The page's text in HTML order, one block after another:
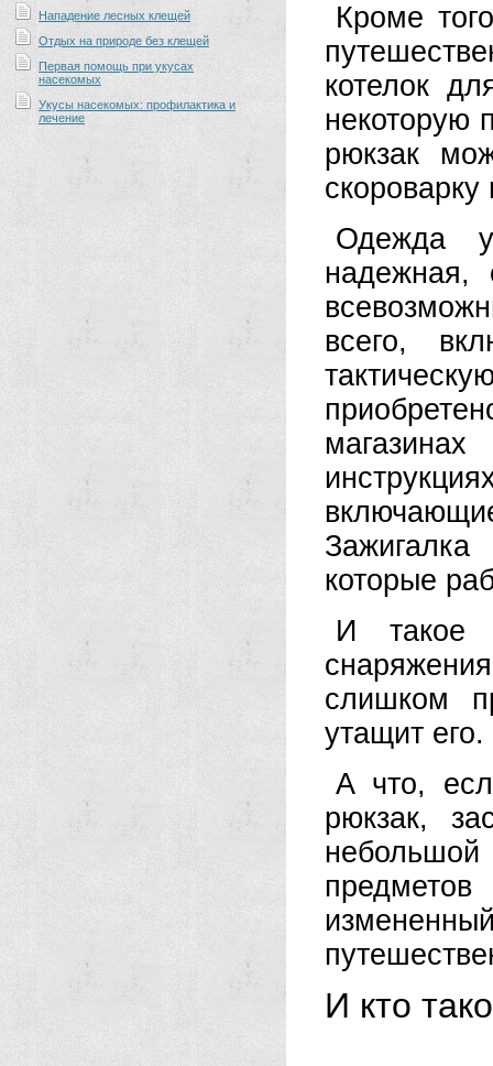
Нападение лесных клещей
Отдых на природе без клещей
Первая помощь при укусах
насекомых
Укусы насекомых: профилактика и
лечение
Кроме
котелок
некоторую
рюкзак
Одежда у
надежная,
всего,
которые
И такое
слишком
утащит его.
А что,
рюкзак,
И кто